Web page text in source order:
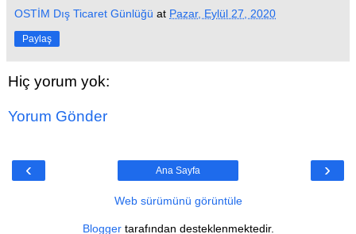
OSTİM Dış Ticaret Günlüğü at Pazar, Eylül 27, 2020
Paylaş
Hiç yorum yok:
Yorum Gönder
‹ ›
Ana Sayfa
Web sürümünü görüntüle
Bloggertarafından desteklenmektedir.